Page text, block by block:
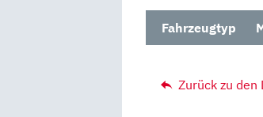
Fahrzeugtyp
Zurück zu den